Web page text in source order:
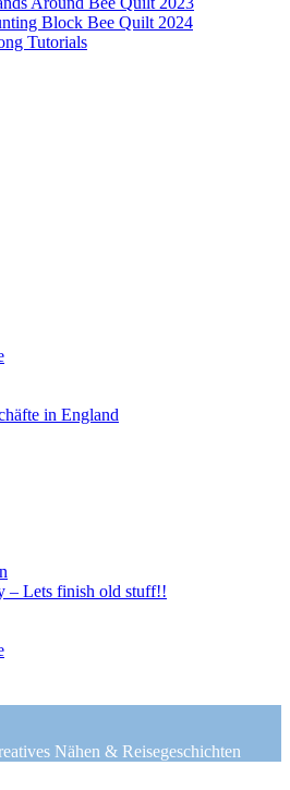
Block Bee Quilt 2024
Tutorials
in England
– Lets finish old stuff!!
Nähen & Reisegeschichten